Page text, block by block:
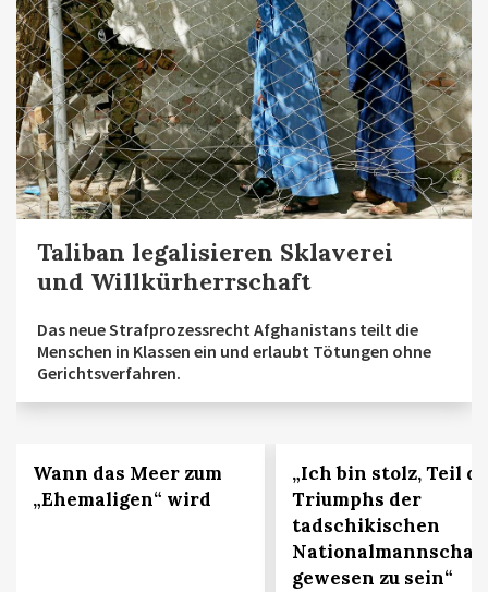
Taliban legalisieren Sklaverei
und Willkürherrschaft
Das neue Strafprozessrecht Afghanistans teilt die
Menschen in Klassen ein und erlaubt Tötungen ohne
Gerichtsverfahren.
Wann das Meer zum
„Ehemaligen“ wird
„Ich bin stolz, Teil
Triumphs der
tadschikischen
gewesen zu sein“